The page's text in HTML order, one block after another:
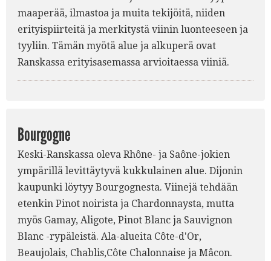
maaperää, ilmastoa ja muita tekijöitä, niiden
erityispiirteitä ja merkitystä viinin luonteeseen ja
tyyliin. Tämän myötä alue ja alkuperä ovat
Ranskassa erityisasemassa arvioitaessa viiniä.
Bourgogne
Keski-Ranskassa oleva Rhône- ja Saône-jokien
ympärillä levittäytyvä kukkulainen alue. Dijonin
kaupunki löytyy Bourgognesta. Viinejä tehdään
etenkin Pinot noirista ja Chardonnaysta, mutta
myös Gamay, Aligote, Pinot Blanc ja Sauvignon
Blanc -rypäleistä. Ala-alueita Côte-d'Or,
Beaujolais, Chablis,Côte Chalonnaise ja Mâcon.